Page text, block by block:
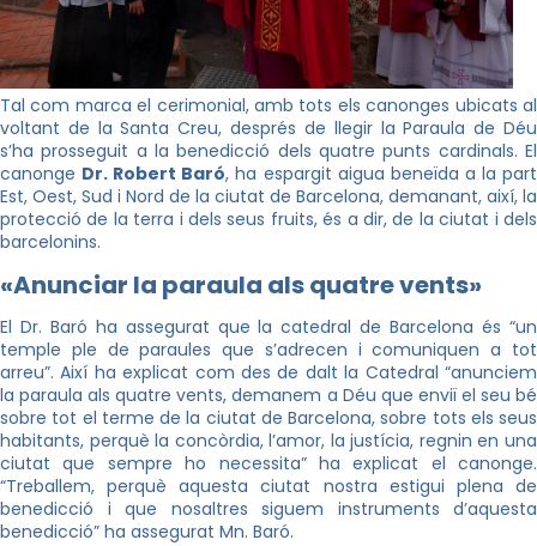
Tal com marca el cerimonial, amb tots els canonges ubicats al
voltant de la Santa Creu, després de llegir la Paraula de Déu
s’ha prosseguit a la benedicció dels quatre punts cardinals. El
canonge Dr. Robert Baró, ha espargit aigua beneïda a la part
Est, Oest, Sud i Nord de la ciutat de Barcelona, demanant, així, la
protecció de la terra i dels seus fruits, és a dir, de la ciutat i dels
barcelonins.
«Anunciar la paraula als quatre vents»
El Dr. Baró ha assegurat que la catedral de Barcelona és “un
temple ple de paraules que s’adrecen i comuniquen a tot
arreu”. Així ha explicat com des de dalt la Catedral “anunciem
la paraula als quatre vents, demanem a Déu que enviï el seu bé
sobre tot el terme de la ciutat de Barcelona, sobre tots els seus
habitants, perquè la concòrdia, l’amor, la justícia, regnin en una
ciutat que sempre ho necessita” ha explicat el canonge.
“Treballem, perquè aquesta ciutat nostra estigui plena de
benedicció i que nosaltres siguem instruments d’aquesta
benedicció” ha assegurat Mn. Baró.